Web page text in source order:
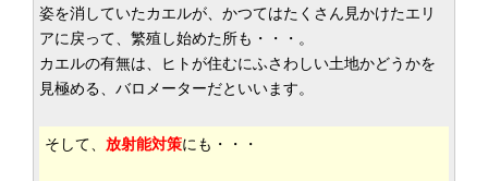
姿を消していたカエルが、かつてはたくさん見かけたエリ
アに戻って、繁殖し始めた所も・・・。
カエルの有無は、ヒトが住むにふさわしい土地かどうかを
見極める、バロメーターだといいます。
そして、 放射能対策にも・・・